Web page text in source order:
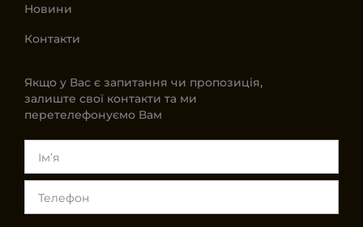
Новини
Контакти
Якщо у Вас є запитання чи пропозиція,
залиште свої контакти та ми
перетелефонуємо Вам